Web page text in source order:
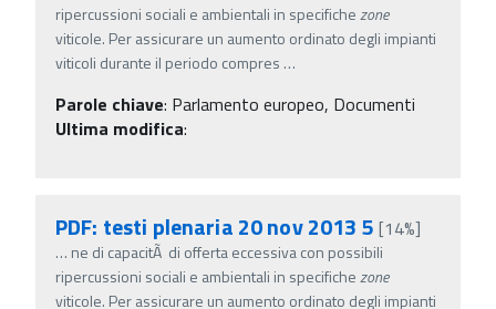
ripercussioni sociali e ambientali in specifichezone
viticole. Per assicurare un aumento ordinato degli impianti
viticoli durante il periodo compres …
Parole chiave: Parlamento europeo, Documenti
Ultima modifica:
PDF: testi plenaria 20 nov 2013 5 [14%]
… ne di capacitÃ di offerta eccessiva con possibili
ripercussioni sociali e ambientali in specifichezone
viticole. Per assicurare un aumento ordinato degli impianti